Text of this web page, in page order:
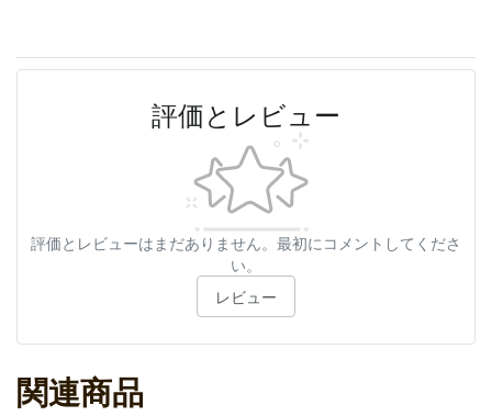
評価とレビュー
評価とレビューはまだありません。最初にコメントしてくださ
い。
レビュー
関連商品